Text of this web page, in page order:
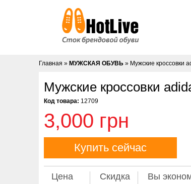
Главная » МУЖСКАЯ ОБУВЬ » Мужские кроссовки
Мужские кроссовки
Код товара: 12709
3,000 грн
Купить сейчас
Цена Скидка Вы